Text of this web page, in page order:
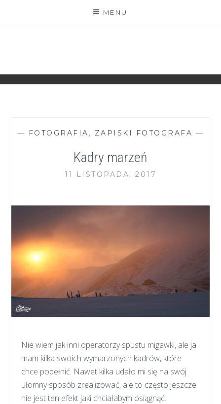
MENU
— FOTOGRAFIA , ZAPISKI FOTOGRAFA —
Kadry marzeń
11 LISTOPADA, 2017
Nie wiem jak inni operatorzy spustu migawki, ale ja
mam kilka swoich wymarzonych kadrów, które
chce popełnić. Nawet kilka udało mi się na swój
ułomny sposób zrealizować, ale to często jeszcze
nie jest ten efekt jaki chciałabym osiągnąć.